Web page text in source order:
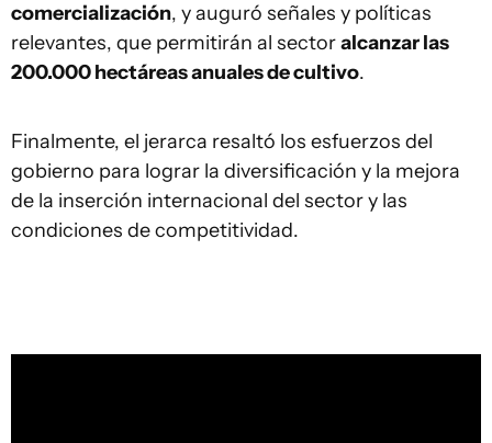
comercialización, y auguró señales y políticas
relevantes, que permitirán al sectoralcanzar las
200.000 hectáreas anuales de cultivo.
Finalmente, el jerarca resaltó los esfuerzos del
gobierno para lograr la diversificación y la mejora
de la inserción internacional del sector y las
condiciones de competitividad.